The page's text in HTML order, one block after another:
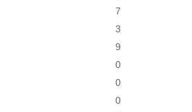
7
3
9
0
0
0